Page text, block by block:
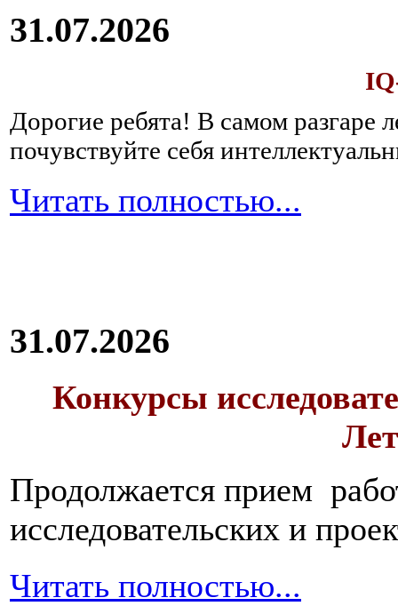
31.07.2026
Дорогие ребята! В самом разгаре
почувствуйте себя
Читать полностью...
31.07.2026
Конкурсы
Продолжается прием
исследовательских и
Читать полностью...